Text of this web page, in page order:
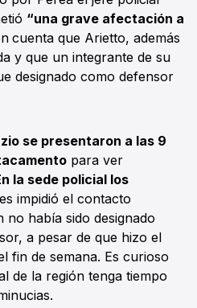
“una grave afectación a
cuenta que Arietto, además
y que un integrante de su
designado como defensor
se presentaron a las 9
para ver
la sede policial los
impidió el contacto
no había sido designado
a pesar de que hizo el
fin de semana. Es curioso
de la región tenga tiempo